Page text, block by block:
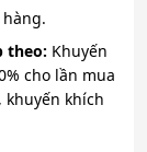
theo: Khuyến
cho lần mua
khuyến khích